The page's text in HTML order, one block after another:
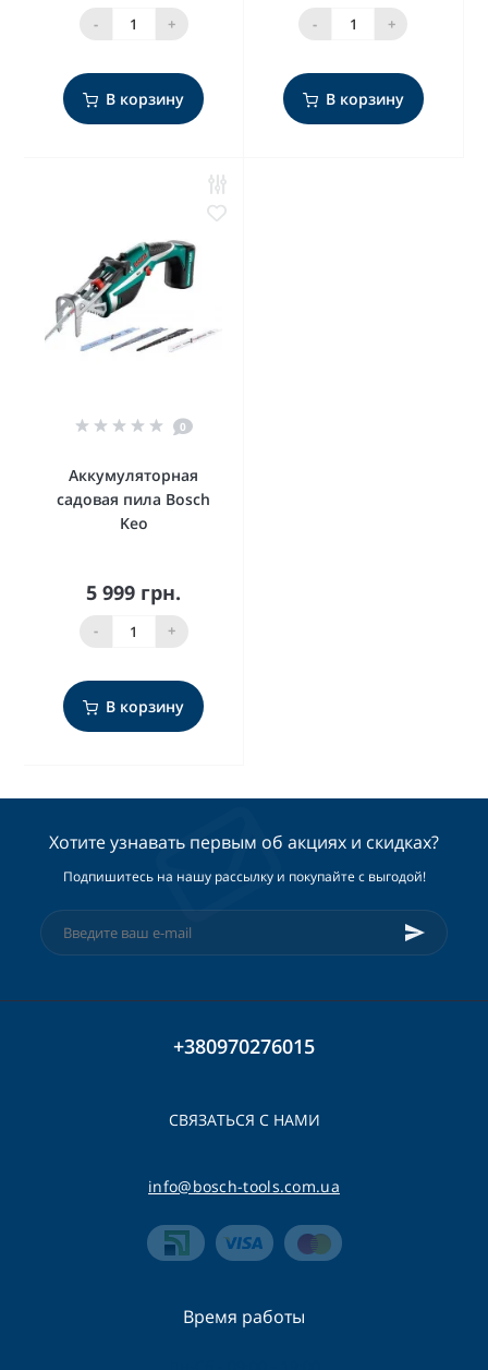
- +
В корзину
- +
В корзину
0
Аккумуляторная
садовая пила Bosch
Keo
5 999 грн.
- +
В корзину
Хотите узнавать первым об акциях и скидках?
Подпишитесь на нашу рассылку и покупайте с выгодой!
+380970276015
СВЯЗАТЬСЯ С НАМИ
info@bosch-tools.com.ua
Время работы